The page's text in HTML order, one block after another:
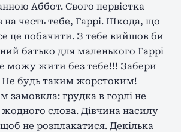
Аббот. Свого первістка
честь тебе, Гаррі. Шкода, що
це побачити. З тебе вийшов би
батько для маленького Гаррі
можу жити без тебе!!! Забери
будь таким жорстоким!
замовкла: грудка в горлі не
жодного слова. Дівчина насилу
не розплакатися. Декілька